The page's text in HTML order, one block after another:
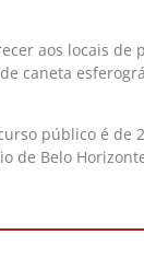
aos locais
caneta
público é
de Belo